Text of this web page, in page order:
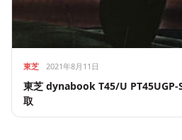
東芝 2021年8月11日
東芝 dynabook T45/U PT45UGP-
取